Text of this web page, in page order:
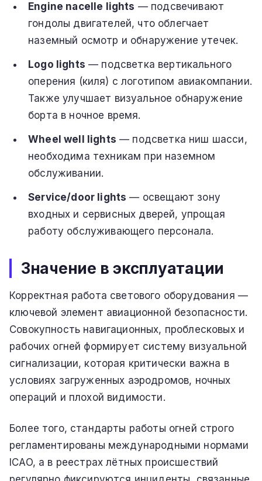
Engine nacelle lights — подсвечивают
гондолы двигателей, что облегчает
наземный осмотр и обнаружение утечек.
Logo lights — подсветка вертикального
оперения (киля) с логотипом авиакомпании.
Также улучшает визуальное обнаружение
борта в ночное время.
Wheel well lights — подсветка ниш шасси,
необходима техникам при наземном
обслуживании.
Service/door lights — освещают зону
входных и сервисных дверей, упрощая
работу обслуживающего персонала.
Значение в эксплуатации
Корректная работа светового оборудования —
ключевой элемент авиационной безопасности.
Совокупность навигационных, проблесковых и
рабочих огней формирует систему визуальной
сигнализации, которая критически важна в
условиях загруженных аэродромов, ночных
операций и плохой видимости.
Более того, стандарты работы огней строго
регламентированы международными нормами
ICAO, а в реестрах лётных происшествий